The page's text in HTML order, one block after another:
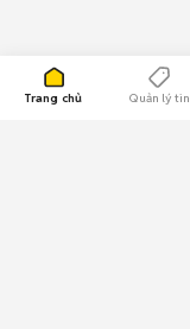
Trang chủ Quản lý tin